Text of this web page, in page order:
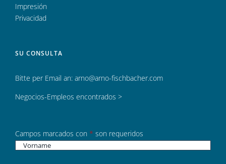
Impresión
Privacidad
SU CONSULTA
Bitte per Email an: arno@arno-fischbacher.com
Negocios-Empleos encontrados >
Campos marcados con * son requeridos